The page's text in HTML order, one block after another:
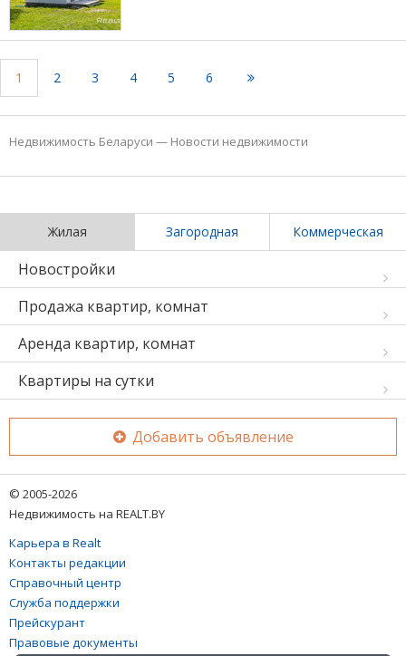
1 2 3 4 5 6
Недвижимость Беларуси — Новости недвижимости
Жилая Загородная Коммерческая
Новостройки
Продажа квартир, комнат
Аренда квартир, комнат
Квартиры на сутки
Добавить объявление
© 2005-2026
Недвижимость на REALT.BY
Карьера в Realt
Контакты редакции
Справочный центр
Служба поддержки
Прейскурант
Правовые документы